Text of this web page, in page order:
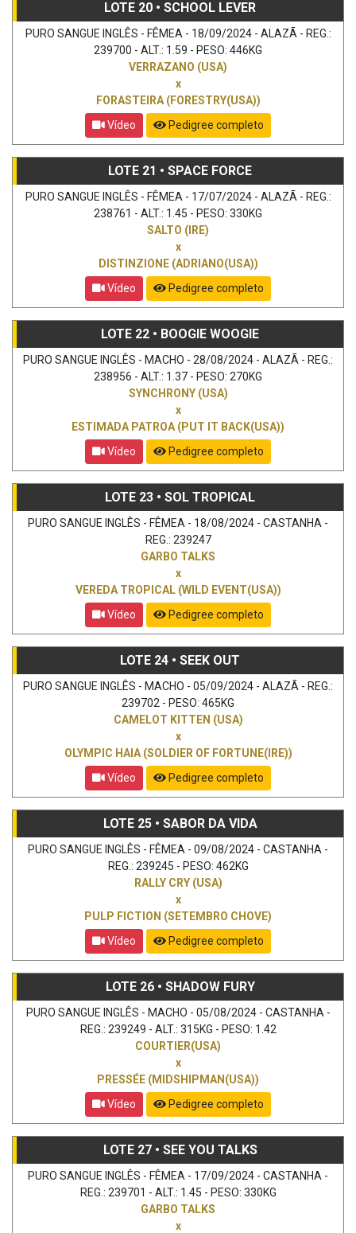
LOTE 20 • SCHOOL LEVER
PURO SANGUE INGLÊS - FÊMEA - 18/09/2024 - ALAZÃ - REG.:
239700 - ALT.: 1.59 - PESO: 446KG
VERRAZANO (USA)
x
FORASTEIRA (FORESTRY(USA))
Vídeo
Pedigree completo
LOTE 21 • SPACE FORCE
PURO SANGUE INGLÊS - FÊMEA - 17/07/2024 - ALAZÃ - REG.:
238761 - ALT.: 1.45 - PESO: 330KG
SALTO (IRE)
x
DISTINZIONE (ADRIANO(USA))
Vídeo
Pedigree completo
LOTE 22 • BOOGIE WOOGIE
PURO SANGUE INGLÊS - MACHO - 28/08/2024 - ALAZÃ - REG.:
238956 - ALT.: 1.37 - PESO: 270KG
SYNCHRONY (USA)
x
ESTIMADA PATROA (PUT IT BACK(USA))
Vídeo
Pedigree completo
LOTE 23 • SOL TROPICAL
PURO SANGUE INGLÊS - FÊMEA - 18/08/2024 - CASTANHA -
REG.: 239247
GARBO TALKS
x
VEREDA TROPICAL (WILD EVENT(USA))
Vídeo
Pedigree completo
LOTE 24 • SEEK OUT
PURO SANGUE INGLÊS - MACHO - 05/09/2024 - ALAZÃ - REG.:
239702 - PESO: 465KG
CAMELOT KITTEN (USA)
x
OLYMPIC HAIA (SOLDIER OF FORTUNE(IRE))
Vídeo
Pedigree completo
LOTE 25 • SABOR DA VIDA
PURO SANGUE INGLÊS - FÊMEA - 09/08/2024 - CASTANHA -
REG.: 239245 - PESO: 462KG
RALLY CRY (USA)
x
PULP FICTION (SETEMBRO CHOVE)
Vídeo
Pedigree completo
LOTE 26 • SHADOW FURY
PURO SANGUE INGLÊS - MACHO - 05/08/2024 - CASTANHA -
REG.: 239249 - ALT.: 315KG - PESO: 1.42
COURTIER(USA)
x
PRESSÉE (MIDSHIPMAN(USA))
Vídeo
Pedigree completo
LOTE 27 • SEE YOU TALKS
PURO SANGUE INGLÊS - FÊMEA - 17/09/2024 - CASTANHA -
REG.: 239701 - ALT.: 1.45 - PESO: 330KG
GARBO TALKS
x